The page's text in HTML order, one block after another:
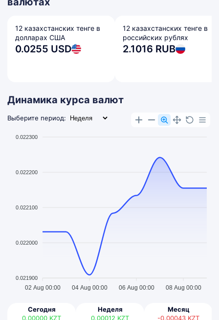
12 казахстанских тенге в
долларах США
0.0255 USD
12 казахстанских тенге в
российских рублях
2.1016 RUB
Динамика курса валют
Выберите период:
0.022300
0.022200
0.022100
0.022000
0.021900
02 Aug 00:00 04 Aug 00:00 06 Aug 00:00 08 Aug 00:00
Сегодня
0.00000 KZT
Неделя
0.00012 KZT
Месяц
-0.00043 KZT